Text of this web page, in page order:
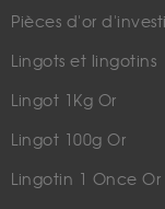
Pièces d'or
Lingots et lingotins
Lingot 1Kg Or
Lingot 100g Or
Lingotin 1 Once Or